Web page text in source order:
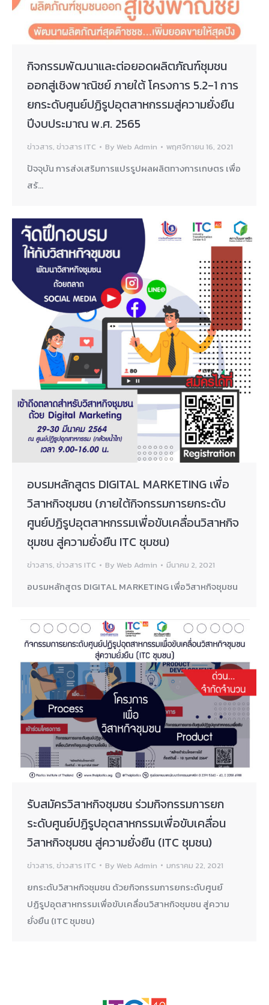
กิจกรรมพัฒนาและต่อยอดผลิตภัณฑ์ชุมชน
ออกสู่เชิงพาณิชย์ ภายใต้ โครงการ 5.2-1 การ
ยกระดับศูนย์ปฏิรูปอุตสาหกรรมสู่ความยั่งยืน
ปีงบประมาณ พ.ศ. 2565
ข่าวสาร, ข่าวสาร ITC By Web Admin พฤศจิกายน 16, 2021
ปัจจุบัน การส่งเสริมการแปรรูปผลผลิตทางการเกษตร เพื่อ
สร้…
อบรมหลักสูตร DIGITAL MARKETING เพื่อ
วิสาหกิจชุมชน (ภายใต้กิจกรรมการยกระดับ
ศูนย์ปฏิรูปอุตสาหกรรมเพื่อขับเคลื่อนวิสาหกิจ
ชุมชน สู่ความยั่งยืน ITC ชุมชน)
ข่าวสาร, ข่าวสาร ITC By Web Admin มีนาคม 2, 2021
อบรมหลักสูตร DIGITAL MARKETING เพื่อวิสาหกิจชุมชน
รับสมัครวิสาหกิจชุมชน ร่วมกิจกรรมการยก
ระดับศูนย์ปฏิรูปอุตสาหกรรมเพื่อขับเคลื่อน
วิสาหกิจชุมชน สู่ความยั่งยืน (ITC ชุมชน)
ข่าวสาร, ข่าวสาร ITC By Web Admin มกราคม 22, 2021
ยกระดับวิสาหกิจชุมชน ด้วยกิจกรรมการยกระดับศูนย์
ปฏิรูปอุตสาหกรรมเพื่อขับเคลื่อนวิสาหกิจชุมชน สู่ความ
ยั่งยืน (ITC ชุมชน)